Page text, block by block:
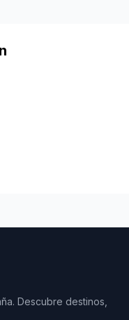
Descubre destinos,